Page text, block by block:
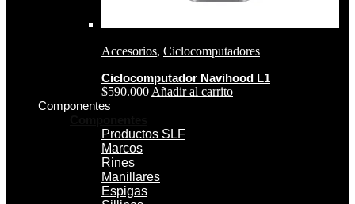
Accesorios, Ciclocomputadores
Ciclocomputador Navihood L1
$590.000 Añadir al carrito
Componentes
Productos SLF
Marcos
Rines
Manillares
Espigas